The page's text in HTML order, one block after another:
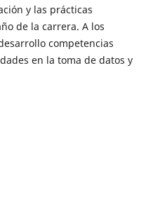
y las prácticas
de la carrera. A los
competencias
en la toma de datos y